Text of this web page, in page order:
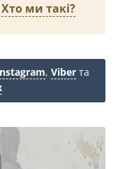
Хто ми такі?
, Viber та